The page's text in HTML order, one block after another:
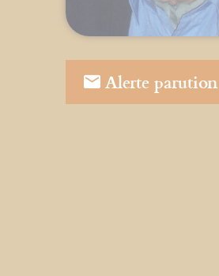
Alerte parution